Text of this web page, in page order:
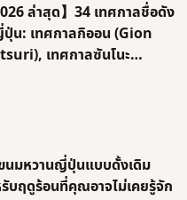
ล่าสุด】34 เทศกาลชื่อดัง
น: เทศกาลกิออน (Gion
เทศกาลซันโนะ
นมหวานญี่ปุ่นแบบดั้งเดิม
บฤดูร้อนที่คุณอาจไม่เคยรู้จัก